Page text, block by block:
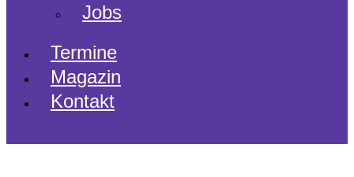
Jobs
Termine
Magazin
Kontakt